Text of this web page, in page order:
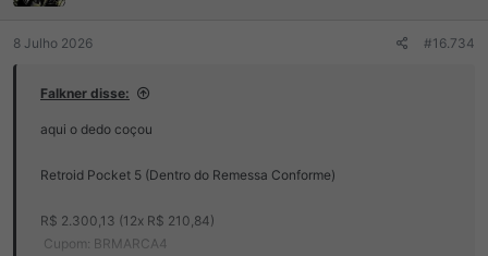
s
8 Julho 2026 #16.734
Falkner disse:
aqui o dedo coçou
Retroid Pocket 5 (Dentro do Remessa Conforme)
R$ 2.300,13 (12x R$ 210,84)
️ Cupom: BRMARCA4